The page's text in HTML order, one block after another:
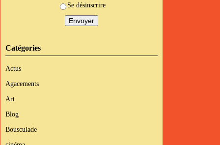
Se désinscrire
Catégories
Actus
Agacements
Art
Blog
Bousculade